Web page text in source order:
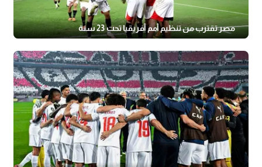
مصر تقترب من تنظيم أمم أفريقيا تحت 23 سنة